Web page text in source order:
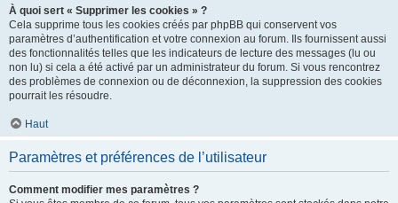
À quoi sert « Supprimer les cookies » ?
Cela supprime tous les cookies créés par phpBB qui conservent vos
paramètres d’authentification et votre connexion au forum. Ils fournissent aussi
des fonctionnalités telles que les indicateurs de lecture des messages (lu ou
non lu) si cela a été activé par un administrateur du forum. Si vous rencontrez
des problèmes de connexion ou de déconnexion, la suppression des cookies
pourrait les résoudre.
Haut
Paramètres et préférences de l’utilisateur
Comment modifier mes paramètres ?